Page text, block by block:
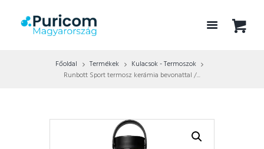
Főoldal Termékek
Kulacsok - Termoszok
Runbott Sport termosz kerámia bevonattal /...